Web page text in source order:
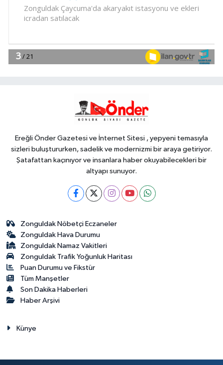
10:56Ayvalık, Tarihi Gümrük
10:50
Gazeteci Barış Selçuk saygıyla anıldı
Ereğli Önder Gazetesi ve İnternet Sitesi , yepyeni temasıyla
sizleri buluştururken, sadelik ve modernizmi bir araya getiriyor.
Şatafattan kaçınıyor ve insanlara haber okuyabilecekleri bir
altyapı sunuyor.
Zonguldak Nöbetçi Eczaneler
Zonguldak Hava Durumu
Zonguldak Namaz Vakitleri
Zonguldak Trafik Yoğunluk Haritası
Puan Durumu ve Fikstür
Tüm Manşetler
Son Dakika Haberleri
Haber Arşivi
Künye